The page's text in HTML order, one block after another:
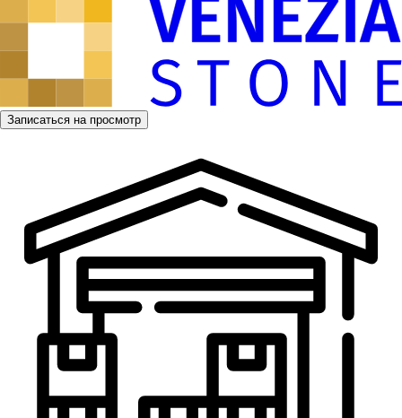
Записаться на просмотр